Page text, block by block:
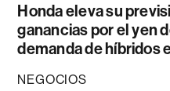
Honda eleva su
ganancias por el yen
demanda de híbridos
NEGOCIOS